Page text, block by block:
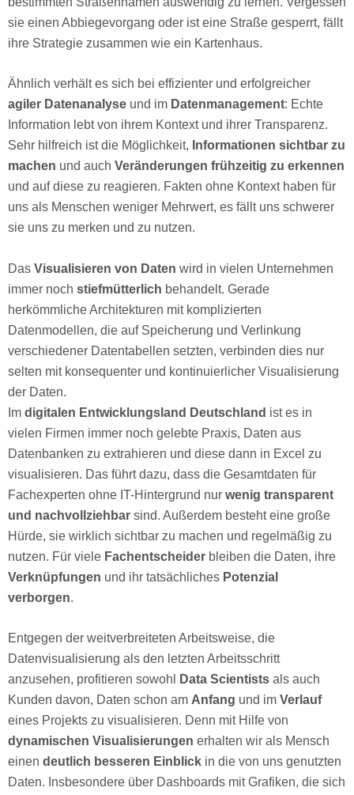
sie einen Abbiegevorgang oder ist eine Straße gesperrt, fällt
ihre Strategie zusammen wie ein Kartenhaus.
Ähnlich verhält es sich bei effizienter und erfolgreicher
agiler Datenanalyse und im Datenmanagement: Echte
Information lebt von ihrem Kontext und ihrer Transparenz.
Sehr hilfreich ist die Möglichkeit, Informationen sichtbar zu
machen und auch Veränderungen frühzeitig zu erkennen
und auf diese zu reagieren. Fakten ohne Kontext haben für
uns als Menschen weniger Mehrwert, es fällt uns schwerer
sie uns zu merken und zu nutzen.
Das Visualisieren von Daten wird in vielen Unternehmen
immer noch stiefmütterlich behandelt. Gerade
herkömmliche Architekturen mit komplizierten
Datenmodellen, die auf Speicherung und Verlinkung
verschiedener Datentabellen setzten, verbinden dies nur
selten mit konsequenter und kontinuierlicher Visualisierung
der Daten.
Im digitalen Entwicklungsland Deutschland ist es in
vielen Firmen immer noch gelebte Praxis, Daten aus
Datenbanken zu extrahieren und diese dann in Excel zu
visualisieren. Das führt dazu, dass die Gesamtdaten für
Fachexperten ohne IT-Hintergrund nur wenig transparent
und nachvollziehbar sind. Außerdem besteht eine große
Hürde, sie wirklich sichtbar zu machen und regelmäßig zu
nutzen. Für viele Fachentscheider bleiben die Daten, ihre
Verknüpfungen und ihr tatsächliches Potenzial
verborgen.
Entgegen der weitverbreiteten Arbeitsweise, die
Datenvisualisierung als den letzten Arbeitsschritt
anzusehen, profitieren sowohl
Data Scientists als auch
Kunden davon, Daten schon am Anfang und im Verlauf
eines Projekts zu visualisieren. Denn mit Hilfe von
dynamischen Visualisierungen erhalten wir als Mensch
einen deutlich besseren Einblick in die von uns genutzten
Daten. Insbesondere über Dashboards mit Grafiken, die sich